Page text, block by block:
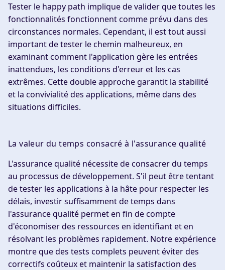
Tester le happy path implique de valider que toutes les
fonctionnalités fonctionnent comme prévu dans des
circonstances normales. Cependant, il est tout aussi
important de tester le chemin malheureux, en
examinant comment l'application gère les entrées
inattendues, les conditions d'erreur et les cas
extrêmes. Cette double approche garantit la stabilité
et la convivialité des applications, même dans des
situations difficiles.
La valeur du temps consacré à l'assurance qualité
L'assurance qualité nécessite de consacrer du temps
au processus de développement. S'il peut être tentant
de tester les applications à la hâte pour respecter les
délais, investir suffisamment de temps dans
l'assurance qualité permet en fin de compte
d'économiser des ressources en identifiant et en
résolvant les problèmes rapidement. Notre expérience
montre que des tests complets peuvent éviter des
correctifs coûteux et maintenir la satisfaction des